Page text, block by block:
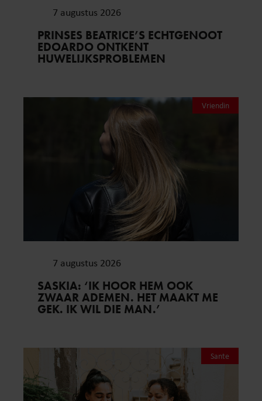
7 augustus 2026
PRINSES BEATRICE’S ECHTGENOOT
EDOARDO ONTKENT
HUWELIJKSPROBLEMEN
Vriendin
7 augustus 2026
SASKIA: ‘IK HOOR HEM OOK
ZWAAR ADEMEN. HET MAAKT ME
GEK. IK WIL DIE MAN.’
Sante